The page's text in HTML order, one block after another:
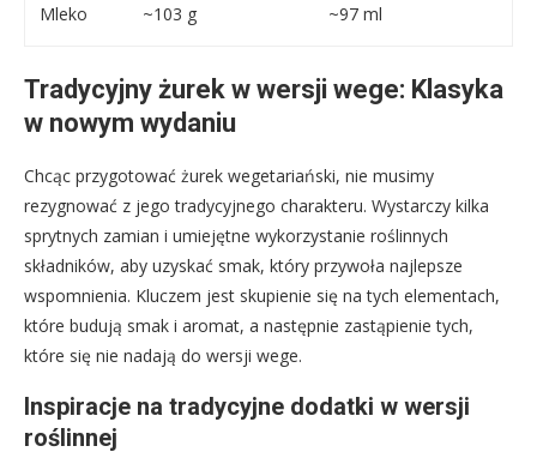
Mleko ~103 g ~97 ml
Tradycyjny żurek w wersji wege: Klasyka
w nowym wydaniu
Chcąc przygotować żurek wegetariański, nie musimy
rezygnować z jego tradycyjnego charakteru. Wystarczy kilka
sprytnych zamian i umiejętne wykorzystanie roślinnych
składników, aby uzyskać smak, który przywoła najlepsze
wspomnienia. Kluczem jest skupienie się na tych elementach,
które budują smak i aromat, a następnie zastąpienie tych,
które się nie nadają do wersji wege.
Inspiracje na tradycyjne dodatki w wersji
roślinnej